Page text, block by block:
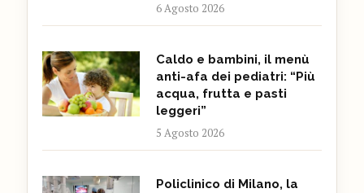
6 Agosto 2026
Caldo e bambini, il menù
anti-afa dei pediatri: “Più
acqua, frutta e pasti
leggeri”
5 Agosto 2026
Policlinico di Milano, la